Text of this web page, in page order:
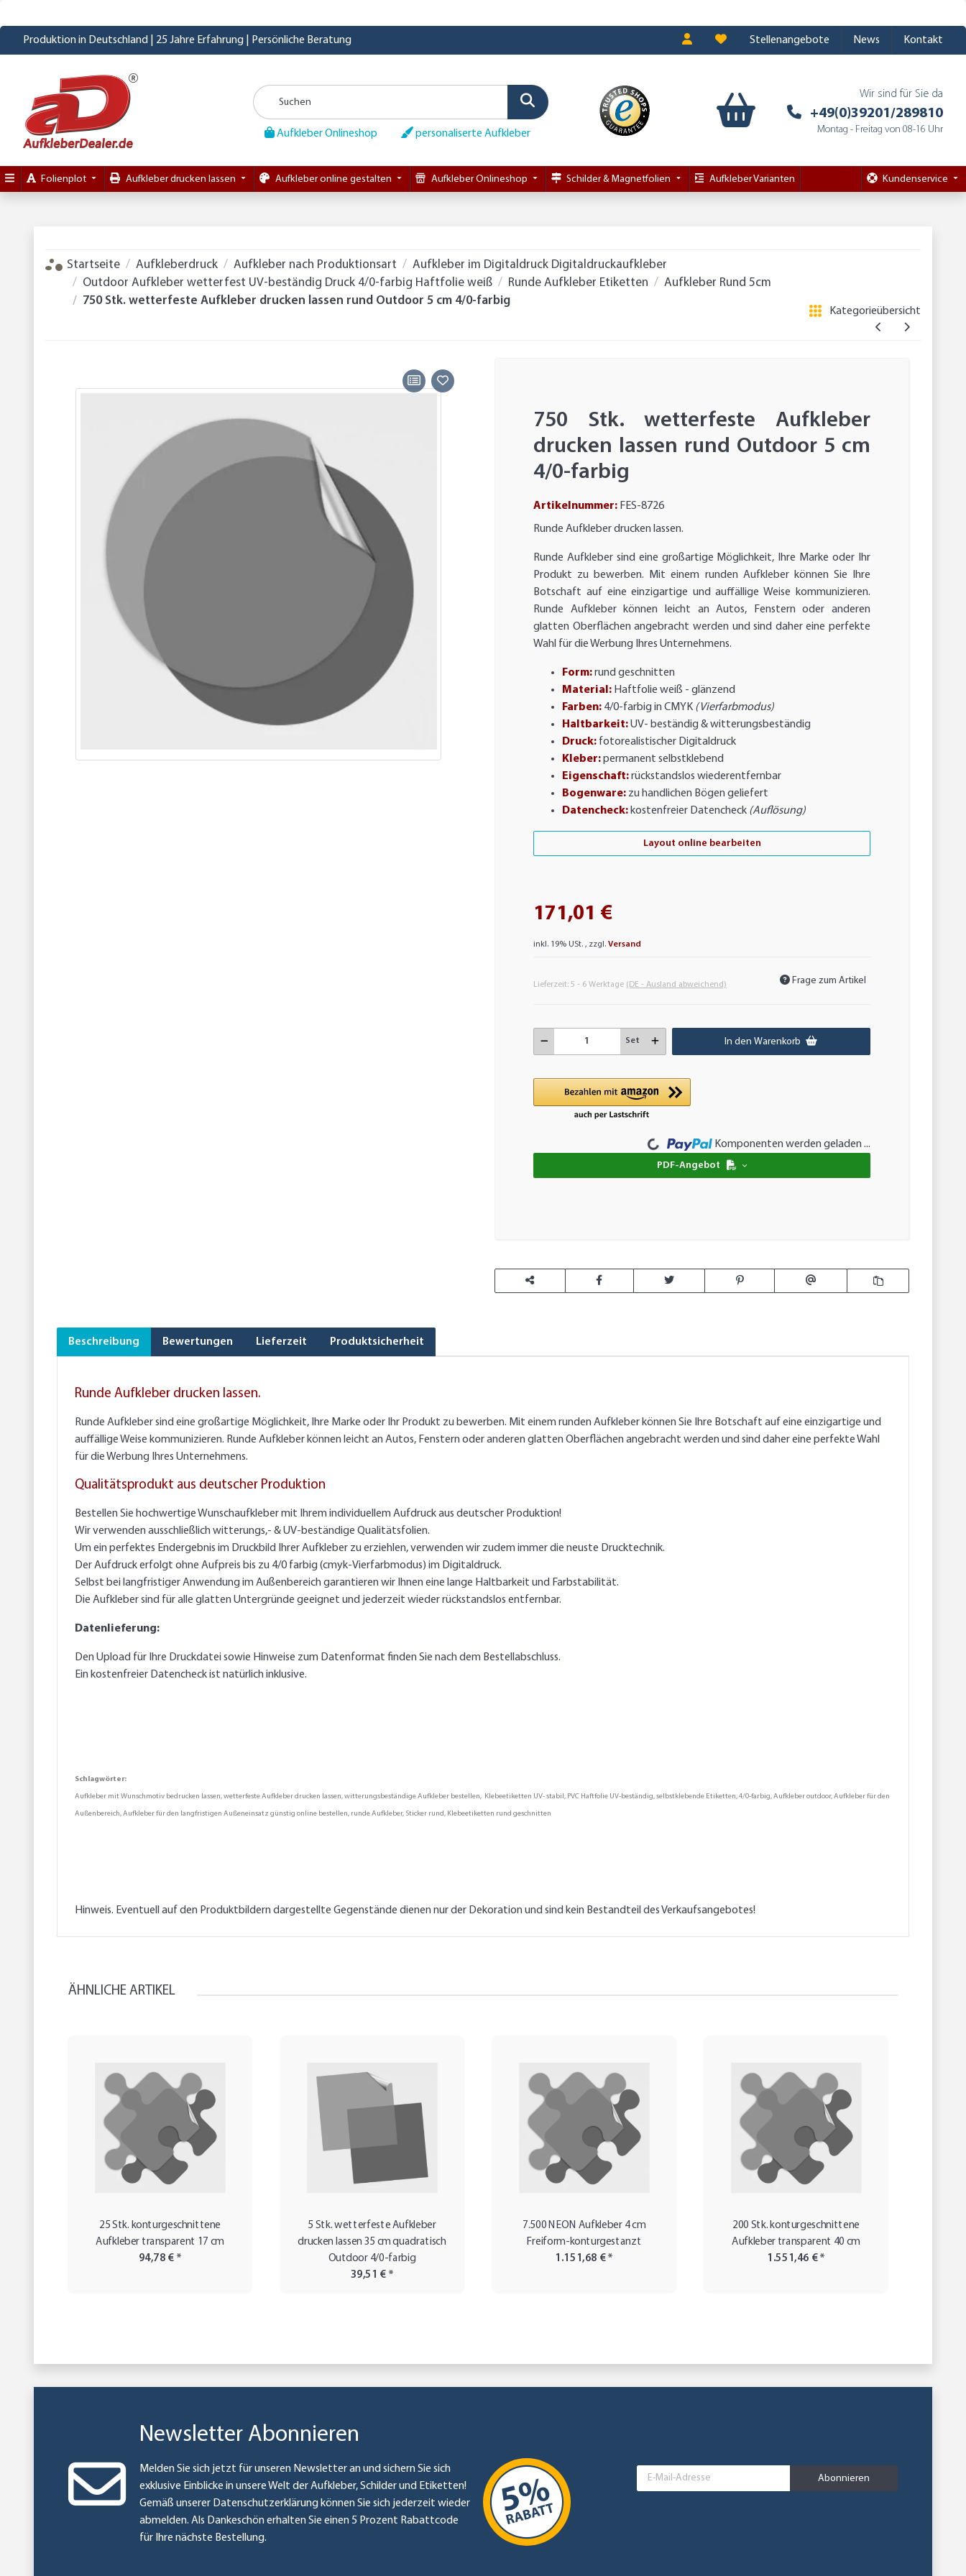
Produktion in Deutschland | 25 Jahre Erfahrung | Persönliche Beratung Stellenangebote News Kontakt
Aufkleber Onlineshop personaliserte Aufkleber
Wir sind für Sie da
+49(0)39201/289810
Montag - Freitag von 08-16 Uhr
Folienplot Aufkleber drucken lassen Aufkleber online gestalten Aufkleber Onlineshop Schilder & Magnetfolien Aufkleber Varianten Kundenservice
Startseite Aufkleberdruck Aufkleber nach Produktionsart
Aufkleber im Digitaldruck Digitaldruckaufkleber
Outdoor Aufkleber wetterfest UV-beständig Druck 4/0-farbig Haftfolie weiß
Runde Aufkleber Etiketten
Aufkleber Rund 5cm
750 Stk. wetterfeste Aufkleber drucken lassen rund Outdoor 5 cm 4/0-farbig
Kategorieübersicht
750 Stk. wetterfeste Aufkleber
drucken lassen rund Outdoor 5 cm
4/0-farbig
Artikelnummer: FES-8726
Runde Aufkleber drucken lassen.
Runde Aufkleber sind eine großartige Möglichkeit, Ihre Marke oder Ihr
Produkt zu bewerben. Mit einem runden Aufkleber können Sie Ihre
Botschaft auf eine einzigartige und auffällige Weise kommunizieren.
Runde Aufkleber können leicht an Autos, Fenstern oder anderen
glatten Oberflächen angebracht werden und sind daher eine perfekte
Wahl für die Werbung Ihres Unternehmens.
Form:rund geschnitten
Material: Haftfolie weiß - glänzend
Farben: 4/0-farbig in CMYK (Vierfarbmodus)
Haltbarkeit:UV- beständig & witterungsbeständig
Druck: fotorealistischer Digitaldruck
Kleber:permanent selbstklebend
Eigenschaft:rückstandslos wiederentfernbar
Bogenware: zu handlichen Bögen geliefert
Datencheck:kostenfreier Datencheck (Auflösung)
Layout online bearbeiten
171,01 €
inkl. 19% USt. , zzgl.Versand
Lieferzeit:5 - 6 Werktage (DE - Ausland abweichend) Frage zum Artikel
Set In den Warenkorb
Loading... Komponenten werden geladen ...
PDF-Angebot
Beschreibung Bewertungen Lieferzeit Produktsicherheit
Runde Aufkleber drucken lassen.
Runde Aufkleber sind eine großartige Möglichkeit, Ihre Marke oder Ihr Produkt zu bewerben. Mit einem runden Aufkleber können Sie Ihre Botschaft auf eine einzigartige und
auffällige Weise kommunizieren. Runde Aufkleber können leicht an Autos, Fenstern oder anderen glatten Oberflächen angebracht werden und sind daher eine perfekte Wahl
für die Werbung Ihres Unternehmens.
Qualitätsprodukt aus deutscher Produktion
Bestellen Sie hochwertige Wunschaufkleber mit Ihrem individuellem Aufdruck aus deutscher Produktion!
Wir verwenden ausschließlich witterungs,- & UV-beständige Qualitätsfolien.
Um ein perfektes Endergebnis im Druckbild Ihrer Aufkleber zu erziehlen, verwenden wir zudem immer die neuste Drucktechnik.
Der Aufdruck erfolgt ohne Aufpreis bis zu 4/0 farbig (cmyk-Vierfarbmodus) im Digitaldruck.
Selbst bei langfristiger Anwendung im Außenbereich garantieren wir Ihnen eine lange Haltbarkeit und Farbstabilität.
Die Aufkleber sind für alle glatten Untergründe geeignet und jederzeit wieder rückstandslos entfernbar.
Datenlieferung:
Den Upload für Ihre Druckdatei sowie Hinweise zum Datenformat finden Sie nach dem Bestellabschluss.
Ein kostenfreier Datencheck ist natürlich inklusive.
Schlagwörter:
Aufkleber mit Wunschmotiv bedrucken lassen, wetterfeste Aufkleber drucken lassen, witterungsbeständige Aufkleber bestellen, Klebeetiketten UV- stabil, PVC Haftfolie UV-beständig, selbstklebende Etiketten, 4/0-farbig, Aufkleber outdoor, Aufkleber für den
Außenbereich, Aufkleber für den langfristigen Außeneinsatz günstig online bestellen, runde Aufkleber, Sticker rund, Klebeetiketten rund geschnitten
Hinweis. Eventuell auf den Produktbildern dargestellte Gegenstände dienen nur der Dekoration und sind kein Bestandteil des Verkaufsangebotes!
ÄHNLICHE ARTIKEL
25 Stk. konturgeschnittene
Aufkleber transparent 17 cm
94,78 € *
5 Stk. wetterfeste Aufkleber
drucken lassen 35 cm quadratisch
Outdoor 4/0-farbig
39,51 € *
7.500 NEON Aufkleber 4 cm
Freiform-konturgestanzt
1.151,68 €*
200 Stk. konturgeschnittene
Aufkleber transparent 40 cm
1.551,46 €*
Newsletter Abonnieren
Melden Sie sich jetzt für unseren Newsletter an und sichern Sie sich
exklusive Einblicke in unsere Welt der Aufkleber, Schilder und Etiketten!
Gemäß unserer Datenschutzerklärungkönnen Sie sich jederzeit wieder
abmelden. Als Dankeschön erhalten Sie einen 5 Prozent Rabattcode
für Ihre nächste Bestellung.
Abonnieren